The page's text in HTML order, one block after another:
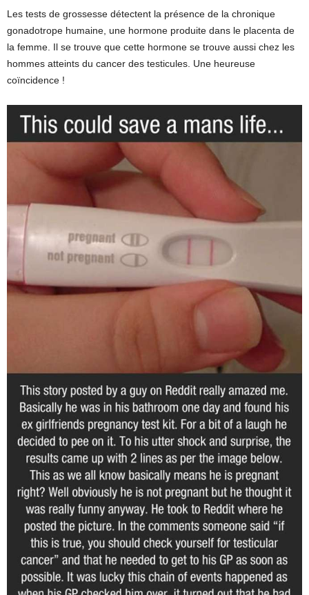
Les tests de grossesse détectent la présence de la chronique
gonadotrope humaine, une hormone produite dans le placenta de
la femme. Il se trouve que cette hormone se trouve aussi chez les
hommes atteints du cancer des testicules. Une heureuse
coïncidence !